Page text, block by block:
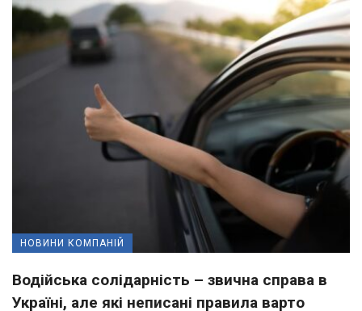
НОВИНИ КОМПАНІЙ
Водійська солідарність – звична справа в
Україні, але які неписані правила варто